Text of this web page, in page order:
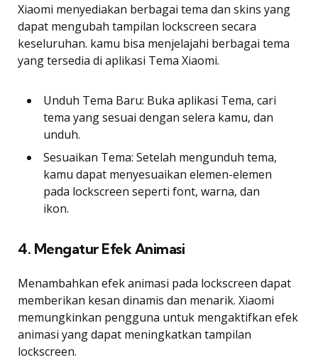
Xiaomi menyediakan berbagai tema dan skins yang
dapat mengubah tampilan lockscreen secara
keseluruhan. kamu bisa menjelajahi berbagai tema
yang tersedia di aplikasi Tema Xiaomi.
Unduh Tema Baru: Buka aplikasi Tema, cari
tema yang sesuai dengan selera kamu, dan
unduh.
Sesuaikan Tema: Setelah mengunduh tema,
kamu dapat menyesuaikan elemen-elemen
pada lockscreen seperti font, warna, dan
ikon.
4. Mengatur Efek Animasi
Menambahkan efek animasi pada lockscreen dapat
memberikan kesan dinamis dan menarik. Xiaomi
memungkinkan pengguna untuk mengaktifkan efek
animasi yang dapat meningkatkan tampilan
lockscreen.